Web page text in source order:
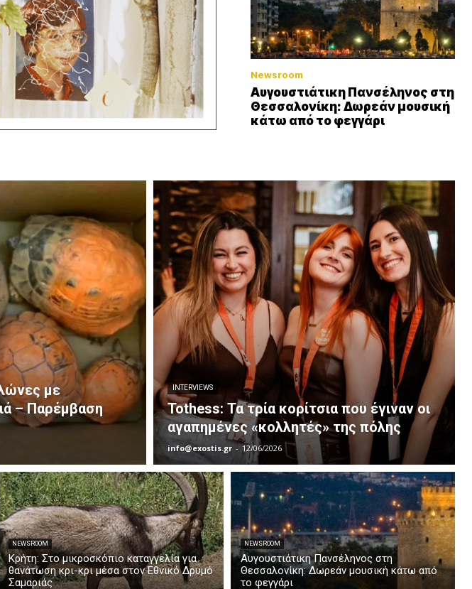
Newsroom
Αυγουστιάτικη Πανσέληνος στη
Θεσσαλονίκη: Δωρεάν μουσική
κάτω από το φεγγάρι
με
– Παρέμβαση
INTERVIEWS
Tothess: Τα τρία κορίτσια που έγιναν οι
αγαπημένες «κολλητές» της πόλης
info@exostis.gr - 12/06/2026
NEWSROOM
Κρήτη: Στο μικροσκόπιο καταγγελία για
θανάτωση κρι-κρι μέσα στον Εθνικό Δρυμό
Σαμαριάς
NEWSROOM
Αυγουστιάτικη Πανσέληνος στη
Θεσσαλονίκη: Δωρεάν μουσική κάτω από
το φεγγάρι